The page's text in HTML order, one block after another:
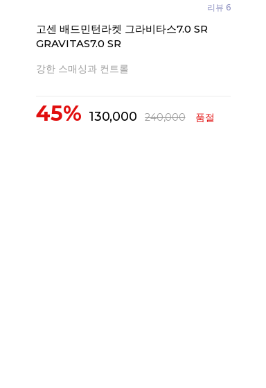
리뷰 6
고센 배드민턴라켓 그라비타스7.0 SR
GRAVITAS7.0 SR
강한 스매싱과 컨트롤
45% 130,000 240,000 품절